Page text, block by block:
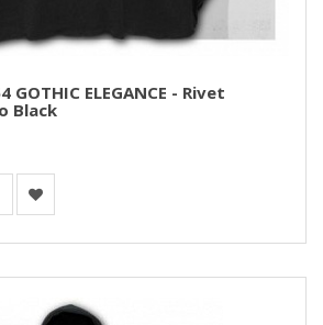
GOTHIC ELEGANCE - Rivet
Black